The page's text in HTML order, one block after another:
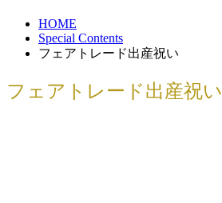
HOME
Special Contents
フェアトレード出産祝い
フェアトレード出産祝い